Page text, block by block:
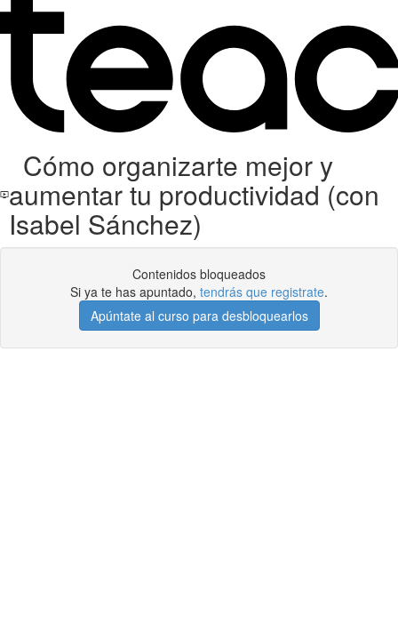
Cómo organizarte mejor y
aumentar tu productividad (con
Isabel Sánchez)
Contenidos bloqueados
Si ya te has apuntado, tendrás que registrate.
Apúntate al curso para desbloquearlos